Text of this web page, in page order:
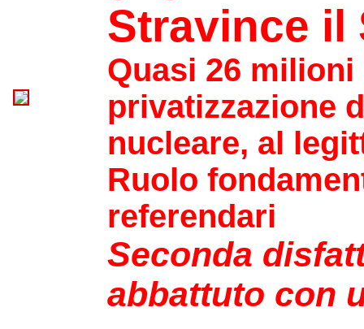
Stravince il
Quasi 26
privatizzazione
nucleare, al
Ruolo
referendari
Seconda
abbattuto con